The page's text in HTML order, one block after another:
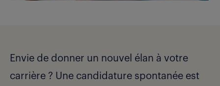
Envie de donner un nouvel élan à votre
carrière ? Une candidature spontanée est